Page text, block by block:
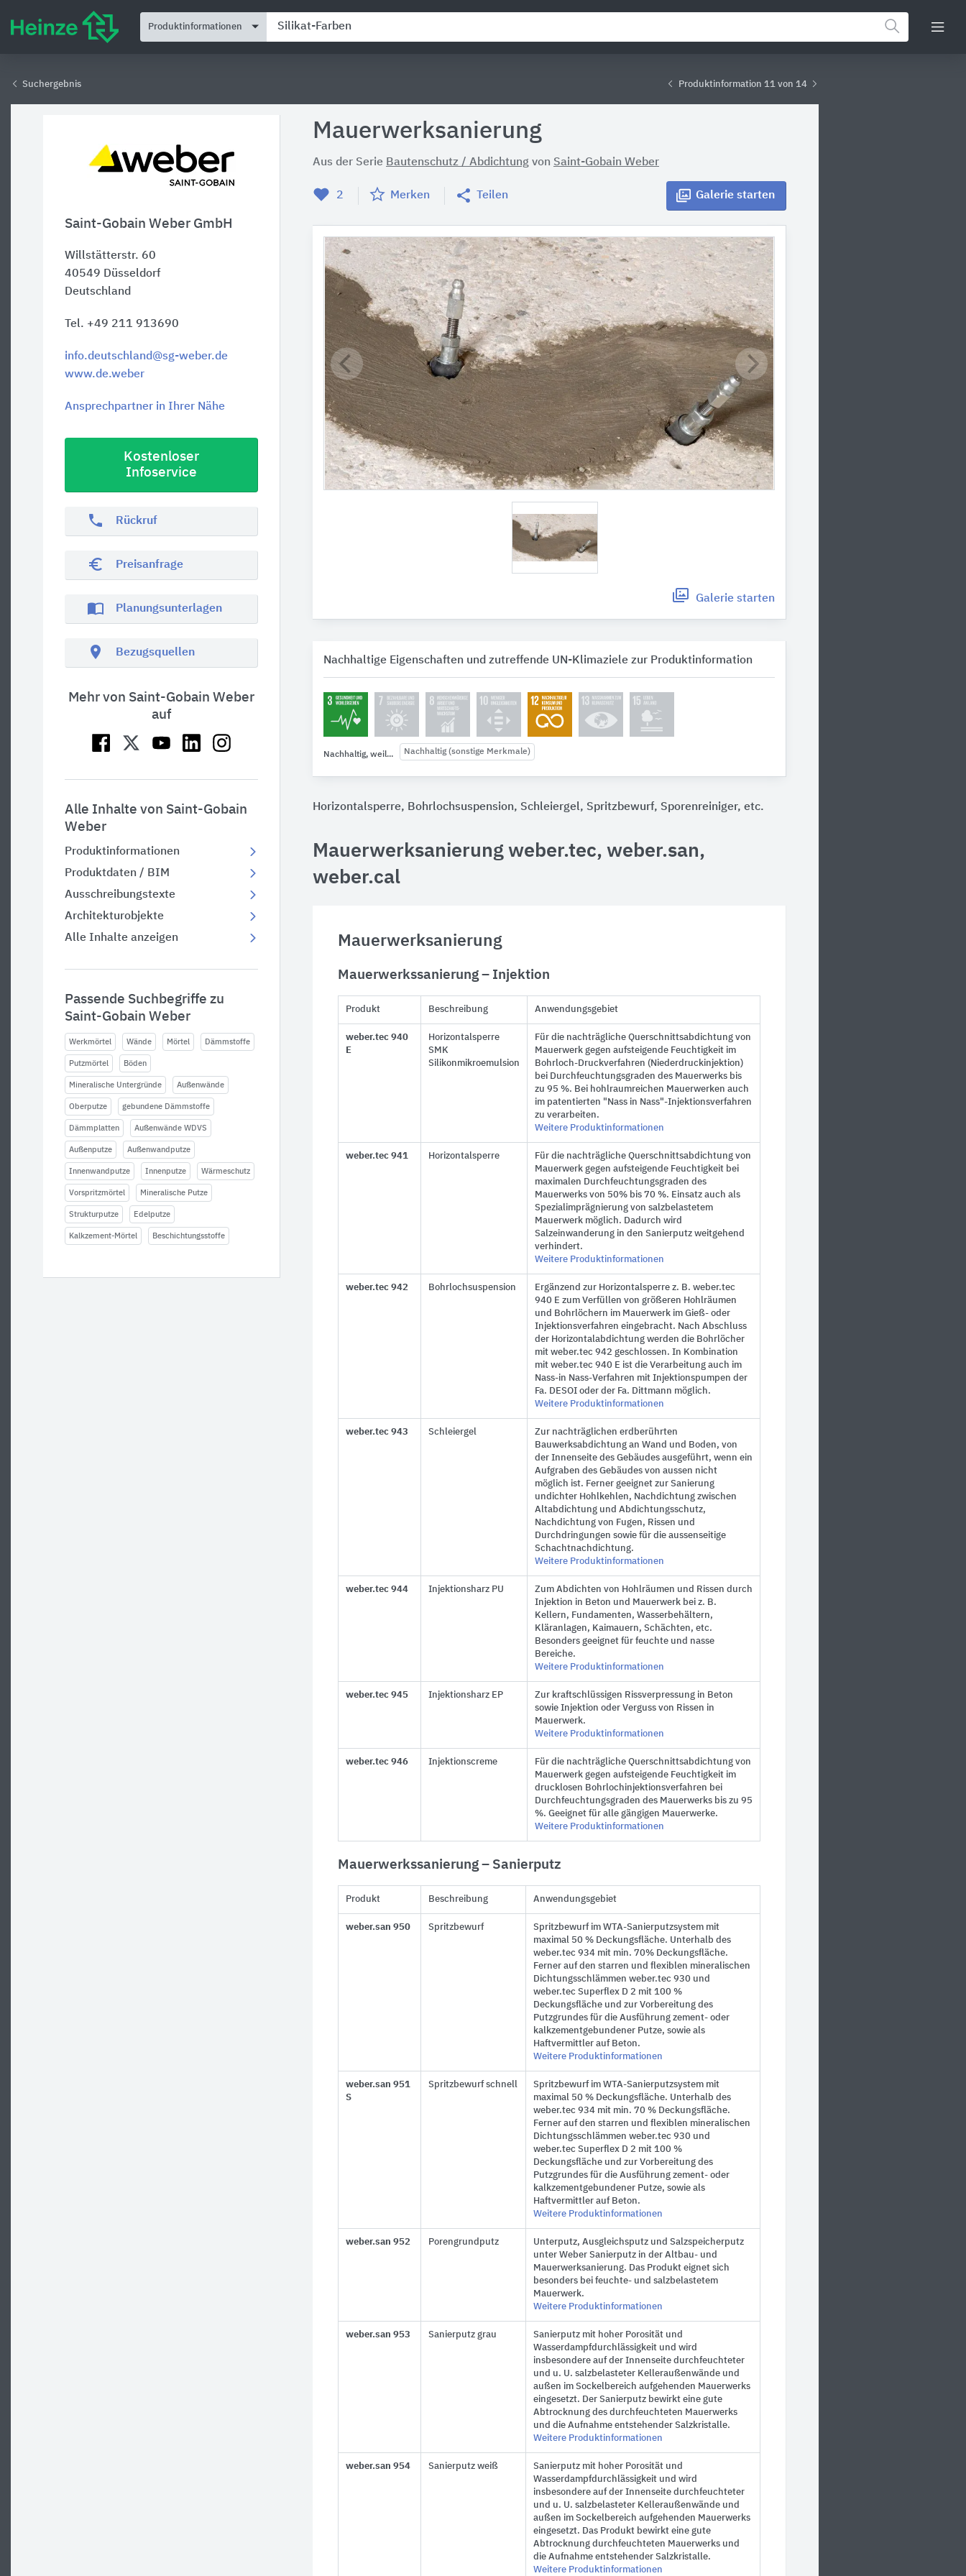
Produktinformationen
Suchergebnis Produktinformation 11 von 14
Saint-Gobain Weber GmbH
Willstätterstr. 60
40549 Düsseldorf
Deutschland
Tel. +49 211 913690
info.deutschland@sg-weber.de
www.de.weber
Ansprechpartner in Ihrer Nähe
Kostenloser
Infoservice
phone Rückruf
euro_symbol Preisanfrage
import_contacts Planungsunterlagen
location_on Bezugsquellen
Mehr von Saint-Gobain Weber
auf
Alle Inhalte von Saint-Gobain
Weber
Produktinformationen
Produktdaten / BIM
Ausschreibungstexte
Architekturobjekte
Alle Inhalte anzeigen
Passende Suchbegriffe zu
Saint-Gobain Weber
Werkmörtel Wände Mörtel Dämmstoffe
Putzmörtel Böden
Mineralische Untergründe Außenwände
Oberputze gebundene Dämmstoffe
Dämmplatten Außenwände WDVS
Außenputze Außenwandputze
Innenwandputze Innenputze Wärmeschutz
Vorspritzmörtel Mineralische Putze
Strukturputze Edelputze
Kalkzement-Mörtel Beschichtungsstoffe
Mauerwerksanierung
Aus der Serie Bautenschutz / Abdichtung von Saint-Gobain Weber
2 Merken Teilen Galerie starten
Galerie starten
Nachhaltige Eigenschaften und zutreffende UN-Klimaziele zur Produktinformation
Nachhaltig, weil... Nachhaltig (sonstige Merkmale)
Horizontalsperre, Bohrlochsuspension, Schleiergel, Spritzbewurf, Sporenreiniger, etc.
Mauerwerksanierung weber.tec, weber.san,
weber.cal
Mauerwerksanierung
Mauerwerkssanierung – Injektion
Produkt Beschreibung Anwendungsgebiet
weber.tec 940
E
Horizontalsperre
SMK
Silikonmikroemulsion
Für die nachträgliche Querschnittsabdichtung von
Mauerwerk gegen aufsteigende Feuchtigkeit im
Bohrloch-Druckverfahren (Niederdruckinjektion)
bei Durchfeuchtungsgraden des Mauerwerks bis
zu 95 %. Bei hohlraumreichen Mauerwerken auch
im patentierten "Nass in Nass"-Injektionsverfahren
zu verarbeiten.
Weitere Produktinformationen
weber.tec 941 Horizontalsperre
Für die nachträgliche Querschnittsabdichtung von
Mauerwerk gegen aufsteigende Feuchtigkeit bei
maximalen Durchfeuchtungsgraden des
Mauerwerks von 50% bis 70 %. Einsatz auch als
Spezialimprägnierung von salzbelastetem
Mauerwerk möglich. Dadurch wird
Salzeinwanderung in den Sanierputz weitgehend
verhindert.
Weitere Produktinformationen
weber.tec 942 Bohrlochsuspension
Ergänzend zur Horizontalsperre z. B. weber.tec
940 E zum Verfüllen von größeren Hohlräumen
und Bohrlöchern im Mauerwerk im Gieß- oder
Injektionsverfahren eingebracht. Nach Abschluss
der Horizontalabdichtung werden die Bohrlöcher
mit weber.tec 942 geschlossen. In Kombination
mit weber.tec 940 E ist die Verarbeitung auch im
Nass-in Nass-Verfahren mit Injektionspumpen der
Fa. DESOI oder der Fa. Dittmann möglich.
Weitere Produktinformationen
weber.tec 943 Schleiergel
Zur nachträglichen erdberührten
Bauwerksabdichtung an Wand und Boden, von
der Innenseite des Gebäudes ausgeführt, wenn ein
Aufgraben des Gebäudes von aussen nicht
möglich ist. Ferner geeignet zur Sanierung
undichter Hohlkehlen, Nachdichtung zwischen
Altabdichtung und Abdichtungsschutz,
Nachdichtung von Fugen, Rissen und
Durchdringungen sowie für die aussenseitige
Schachtnachdichtung.
Weitere Produktinformationen
weber.tec 944 Injektionsharz PU
Zum Abdichten von Hohlräumen und Rissen durch
Injektion in Beton und Mauerwerk bei z. B.
Kellern, Fundamenten, Wasserbehältern,
Kläranlagen, Kaimauern, Schächten, etc.
Besonders geeignet für feuchte und nasse
Bereiche.
Weitere Produktinformationen
weber.tec 945 Injektionsharz EP
Zur kraftschlüssigen Rissverpressung in Beton
sowie Injektion oder Verguss von Rissen in
Mauerwerk.
Weitere Produktinformationen
weber.tec 946 Injektionscreme
Für die nachträgliche Querschnittsabdichtung von
Mauerwerk gegen aufsteigende Feuchtigkeit im
drucklosen Bohrlochinjektionsverfahren bei
Durchfeuchtungsgraden des Mauerwerks bis zu 95
%. Geeignet für alle gängigen Mauerwerke.
Weitere Produktinformationen
Mauerwerkssanierung – Sanierputz
Produkt Beschreibung Anwendungsgebiet
weber.san 950 Spritzbewurf
Spritzbewurf im WTA-Sanierputzsystem mit
maximal 50 %Deckungsfläche. Unterhalb des
weber.tec 934 mit min. 70% Deckungsfläche.
Ferner auf den starren und flexiblen mineralischen
Dichtungsschlämmen weber.tec 930 und
weber.tec Superflex D 2 mit 100 %
Deckungsfläche und zur Vorbereitung des
Putzgrundes für die Ausführung zement- oder
kalkzementgebundener Putze, sowie als
Haftvermittler auf Beton.
Weitere Produktinformationen
weber.san 951
S
Spritzbewurf schnell
Spritzbewurf im WTA-Sanierputzsystem mit
maximal 50 %Deckungsfläche. Unterhalb des
weber.tec 934 mit min. 70 %Deckungsfläche.
Ferner auf den starren und flexiblen mineralischen
Dichtungsschlämmen weber.tec 930 und
weber.tec Superflex D 2 mit 100 %
Deckungsfläche und zur Vorbereitung des
Putzgrundes für die Ausführung zement- oder
kalkzementgebundener Putze, sowie als
Haftvermittler auf Beton.
Weitere Produktinformationen
weber.san 952 Porengrundputz
Unterputz, Ausgleichsputz und Salzspeicherputz
unter Weber Sanierputz in der Altbau- und
Mauerwerksanierung. Das Produkt eignet sich
besonders bei feuchte- und salzbelastetem
Mauerwerk.
Weitere Produktinformationen
weber.san 953 Sanierputz grau
Sanierputz mit hoher Porosität und
Wasserdampfdurchlässigkeit und wird
insbesondere auf der Innenseite durchfeuchteter
und u. U. salzbelasteter Kelleraußenwände und
außen im Sockelbereich aufgehenden Mauerwerks
eingesetzt. Der Sanierputz bewirkt eine gute
Abtrocknung des durchfeuchteten Mauerwerks
und die Aufnahme entstehender Salzkristalle.
Weitere Produktinformationen
weber.san 954 Sanierputz weiß
Sanierputz mit hoher Porosität und
Wasserdampfdurchlässigkeit und wird
insbesondere auf der Innenseite durchfeuchteter
und u. U. salzbelasteter Kelleraußenwände und
außen im Sockelbereich aufgehenden Mauerwerks
eingesetzt. Das Produkt bewirkt eine gute
Abtrocknung durchfeuchteten Mauerwerks und
die Aufnahme entstehender Salzkristalle.
Weitere Produktinformationen